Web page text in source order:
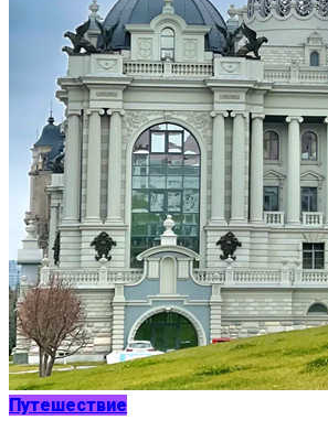
Путешествие